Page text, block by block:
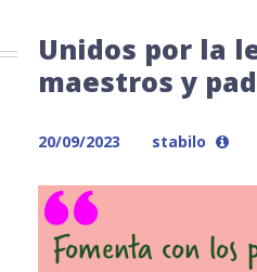
Unidos por la
maestros y
20/09/2023 stabilo